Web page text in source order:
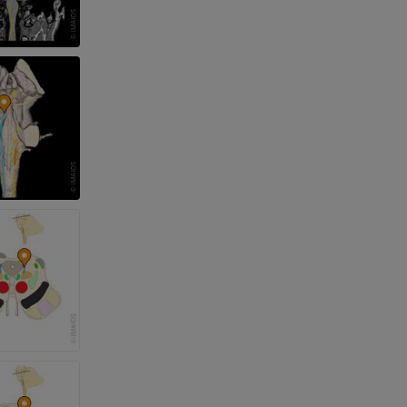
ossos)
membros